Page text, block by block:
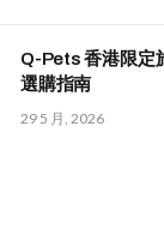
Q-Pets 香港限定
選購指南
29 5 月, 2026